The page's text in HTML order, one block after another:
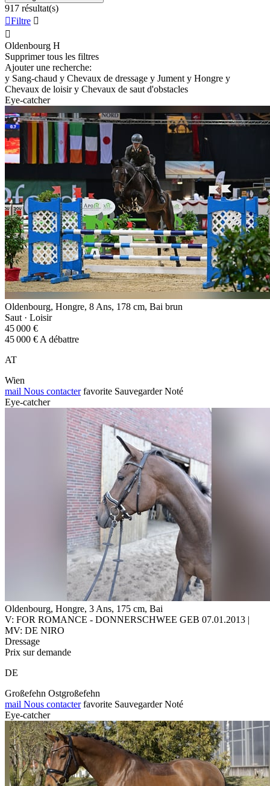
917 résultat(s)
Filtre 

Oldenbourg H
Supprimer tous les filtres
Ajouter une recherche:
y Sang-chaud y Chevaux de dressage y Jument y Hongre y
Chevaux de loisir y Chevaux de saut d'obstacles
Eye-catcher
Oldenbourg, Hongre, 8 Ans, 178 cm, Bai brun
Saut · Loisir
45 000 €
45 000 € A débattre
AT
Wien
mail Nous contacter favorite Sauvegarder Noté
Eye-catcher
Oldenbourg, Hongre, 3 Ans, 175 cm, Bai
V: FOR ROMANCE - DONNERSCHWEE GEB 07.01.2013 |
MV: DE NIRO
Dressage
Prix sur demande
DE
Großefehn Ostgroßefehn
mail Nous contacter favorite Sauvegarder Noté
Eye-catcher